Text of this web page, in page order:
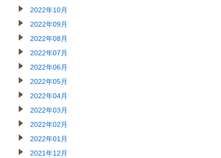
2022年10月
2022年09月
2022年08月
2022年07月
2022年06月
2022年05月
2022年04月
2022年03月
2022年02月
2022年01月
2021年12月